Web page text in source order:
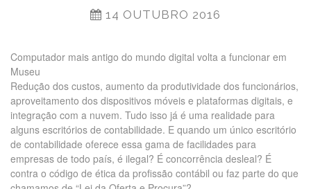
14 OUTUBRO 2016
Computador mais antigo do mundo digital volta a funcionar em
Museu
Redução dos custos, aumento da produtividade dos funcionários,
aproveitamento dos dispositivos móveis e plataformas digitais, e
integração com a nuvem. Tudo isso já é uma realidade para
alguns escritórios de contabilidade. E quando um único escritório
de contabilidade oferece essa gama de facilidades para
empresas de todo país, é ilegal? É concorrência desleal? É
contra o código de ética da profissão contábil ou faz parte do que